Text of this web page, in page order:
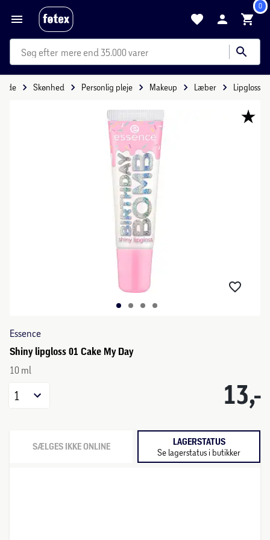
0
mere end 35.000 varer
Skønhed Personlig pleje Makeup Læber Lipgloss
Essence
Shiny lipgloss 01 Cake My Day
10 ml
13,-
1
SÆLGES IKKE ONLINE LAGERSTATUS
Se lagerstatus i butikker